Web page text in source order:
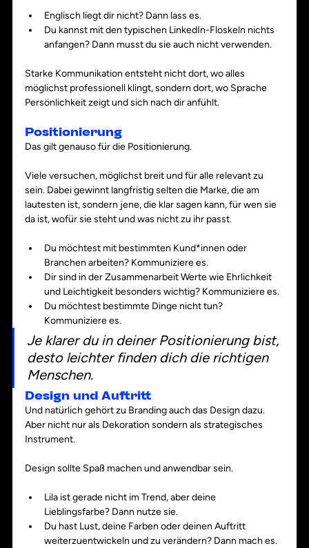
Englisch liegt dir nicht? Dann lass es.
Du kannst mit den typischen LinkedIn-Floskeln nichts
anfangen? Dann musst du sie auch nicht verwenden.
Starke Kommunikation entsteht nicht dort, wo alles
möglichst professionell klingt, sondern dort, wo Sprache
Persönlichkeit zeigt und sich nach dir anfühlt.
Positionierung
Das gilt genauso für die Positionierung.
Viele versuchen, möglichst breit und für alle relevant zu
sein. Dabei gewinnt langfristig selten die Marke, die am
lautesten ist, sondern jene, die klar sagen kann, für wen sie
da ist, wofür sie steht und was nicht zu ihr passt.
Du möchtest mit bestimmten Kund*innen oder
Branchen arbeiten? Kommuniziere es.
Dir sind in der Zusammenarbeit Werte wie Ehrlichkeit
und Leichtigkeit besonders wichtig? Kommuniziere es.
Du möchtest bestimmte Dinge nicht tun?
Kommuniziere es.
Je klarer du in deiner Positionierung bist,
desto leichter finden dich die richtigen
Menschen.
Design und Auftritt
Und natürlich gehört zu Branding auch das Design dazu.
Aber nicht nur als Dekoration sondern als strategisches
Instrument.
Design sollte Spaß machen und anwendbar sein.
Lila ist gerade nicht im Trend, aber deine
Lieblingsfarbe? Dann nutze sie.
Du hast Lust, deine Farben oder deinen Auftritt
weiterzuentwickeln und zu verändern? Dann mach es.